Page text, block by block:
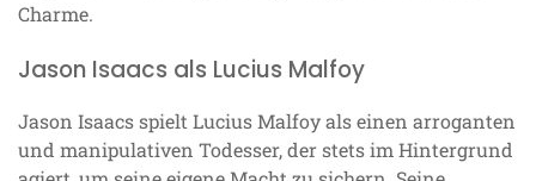
Charme.
Jason Isaacs als Lucius Malfoy
Jason Isaacs spielt Lucius Malfoy als einen arroganten
und manipulativen Todesser, der stets im Hintergrund